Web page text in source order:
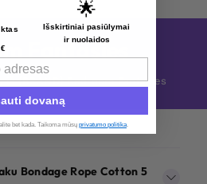
Fantasies
iš {BRAND} Bedroom Fantasies
Bondage Rope Cotton 5
🌟
Išskirtiniai pasiūlymai
ir nuolaidos
dovaną
bet kada. Taikoma mūsų privatumo politika